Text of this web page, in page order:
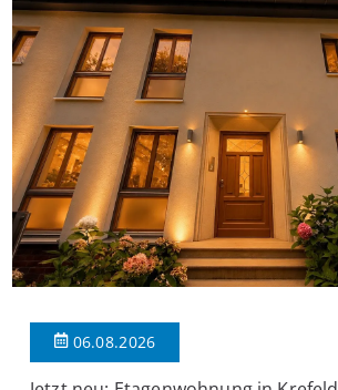
06.08.2026